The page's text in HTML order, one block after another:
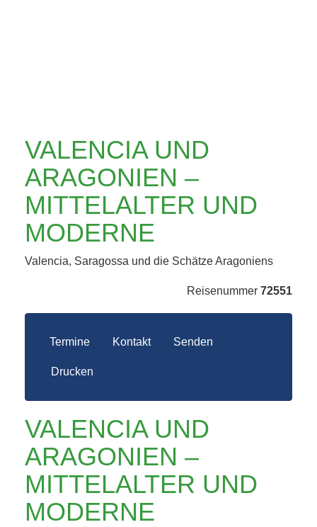
VALENCIA UND
ARAGONIEN –
MITTELALTER UND
MODERNE
Valencia, Saragossa und die Schätze Aragoniens
Reisenummer 72551
Termine Kontakt Senden
Drucken
VALENCIA UND
ARAGONIEN –
MITTELALTER UND
MODERNE